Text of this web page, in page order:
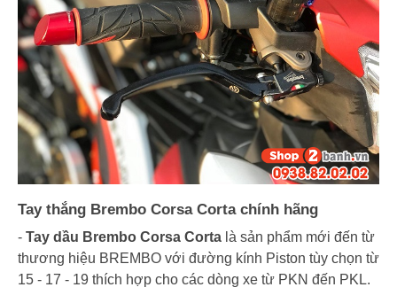
Tay thắng Brembo Corsa Corta chính hãng
- Tay dầu Brembo Corsa Corta là sản phẩm mới đến từ
thương hiệu BREMBO với đường kính Piston tùy chọn từ
15 - 17 - 19 thích hợp cho các dòng xe từ PKN đến PKL.